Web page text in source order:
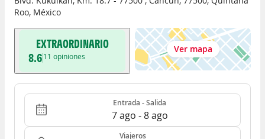
Roo, México
EXTRAORDINARIO
8.611 opiniones
Ver mapa
Entrada - Salida Entrada - Salida
7 ago - 8 ago
Ocupación: 2 personas, 1 habitación
Viajeros